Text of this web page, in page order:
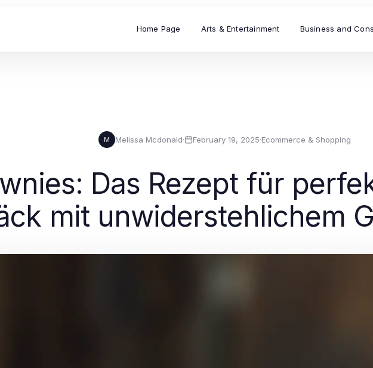
Home Page Arts & Entertainment Business and
M Melissa Mcdonald· February 19, 2025·Ecommerce & Shopping
Das Rezept für
mit unwiderstehlichem